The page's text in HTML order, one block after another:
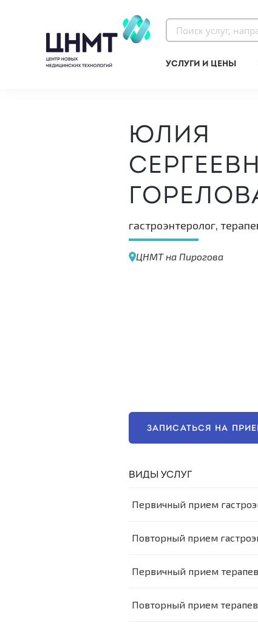
Услуги и цены
Юлия
гастроэнтеролог,
ЦНМТ на Пирогова
ЗАПИСАТЬСЯ НА
ВИДЫ УСЛУГ
Первичный прием
Повторный прием
Первичный прием
Повторный прием